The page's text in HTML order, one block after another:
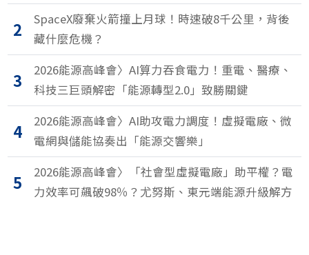
2
SpaceX廢棄火箭撞上月球！時速破8千公里，背後
藏什麼危機？
3
2026能源高峰會〉AI算力吞食電力！重電、醫療、
科技三巨頭解密「能源轉型2.0」致勝關鍵
4
2026能源高峰會〉AI助攻電力調度！虛擬電廠、微
電網與儲能協奏出「能源交響樂」
5
2026能源高峰會〉「社會型虛擬電廠」助平權？電
力效率可飆破98％？尤努斯、東元端能源升級解方